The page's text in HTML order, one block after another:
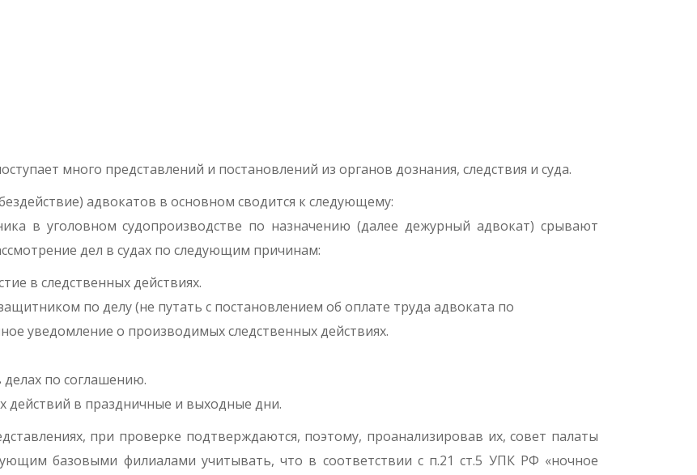
много представлений и постановлений из органов дознания, следствия и суда.
адвокатов в основном сводится к следующему:
в уголовном судопроизводстве по назначению (далее дежурный адвокат) срывают
дел в судах по следующим причинам:
в следственных действиях.
по делу (не путать с постановлением об оплате труда адвоката по
уведомление о производимых следственных действиях.
делах по соглашению.
действий в праздничные и выходные дни.
при проверке подтверждаются, поэтому, проанализировав их, совет палаты
базовыми филиалами учитывать, что в соответствии с п.21 ст.5 УПК РФ «ночное